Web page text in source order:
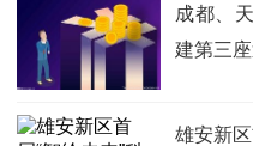
成都、
建第三
雄安新